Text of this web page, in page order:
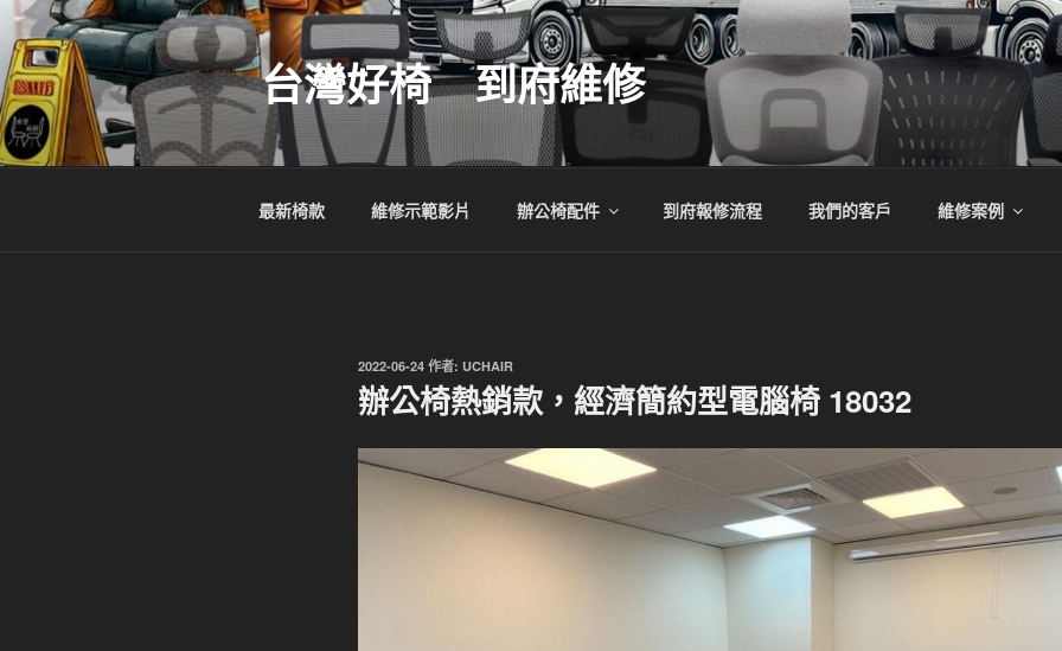
跳
至
主
要
內
容
台灣好椅 到府維修
最新椅款 維修示範影片 辦公椅配件 到府報修流程 我們的客戶 維修案例
發
佈
於
2022-06-24 作者: UCHAIR
辦公椅熱銷款，經濟簡約型電腦椅 18032